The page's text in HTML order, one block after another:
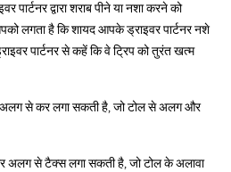
पार्टनर द्वारा शराब पीने या नशा करने को
लगता है कि शायद आपके ड्राइवर पार्टनर नशे
पार्टनर से कहें कि वे ट्रिप को तुरंत खत्म
अलग से कर लगा सकती है, जो टोल से अलग और
अलग से टैक्स लगा सकती है, जो टोल के अलावा